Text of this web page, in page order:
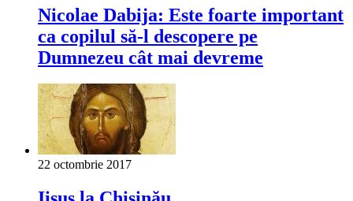
Nicolae Dabija: Este foarte important
ca copilul să-l descopere pe
Dumnezeu cât mai devreme
22 octombrie 2017